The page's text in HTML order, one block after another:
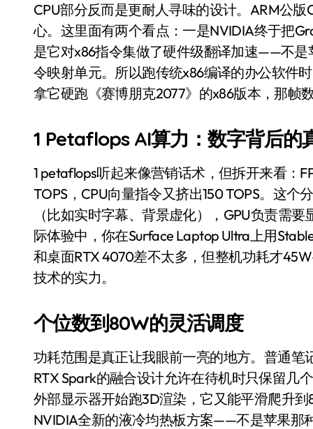
比Model 3便宜？不，比Model 3有
550亿美金！沙特把EA买了，但背
Xbox 25岁生日送壁纸送徽章，就是
别再用汽车USB给MacBook充电了
花钱买宝马，启动先看蜘蛛侠？”车
你的U盘格式对了吗？详解exFAT和
维修店最怕的“作死”操作：把手机
实测索尼黑科技：能降温能加热的“
CPU部分反而是更耐人寻味的设计。ARM公
心。这里面有两个看点：一是NVIDIA终于把
是它对x86指令集做了硬件级翻译加速——不
令映射单元。所以跑传统x86编译的办公软件
拿它硬跑《赛博朋克2077》的x86版本，那帧
1 Petaflops AI算力：数字背后的
1 petaflops听起来像营销话术，但拆开来看：
TOPS，CPU向量指令又挤出150 TOPS。这
（比如实时字幕、背景虚化），GPU负责需
际体验中，你在Surface Laptop Ultra上用
和桌面RTX 4070差不太多，但整机功耗才
技术的实力。
个位数到80W的灵活调度
功耗范围是真正让我眼前一亮的地方。普通笔
RTX Spark的融合设计允许在待机时只保留几
外部显示器开始跑3D渲染，它又能平滑爬升
NVIDIA全新的液冷均热板方案——不是苹果那